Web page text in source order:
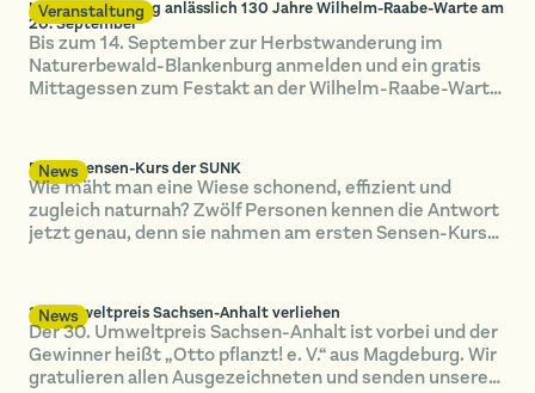
Veranstaltung
Herbstwanderung anlässlich 130 Jahre Wilhelm-Raabe-Warte am
20. September
Bis zum 14. September zur Herbstwanderung im
Naturerbewald-Blankenburg anmelden und ein gratis
Mittagessen zum Festakt an der Wilhelm-Raabe-Warte
News
Erster Sensen-Kurs der SUNK
Wie mäht man eine Wiese schonend, effizient und
zugleich naturnah? Zwölf Personen kennen die Antwort
jetzt genau, denn sie nahmen am ersten Sensen-Kurs
News
30. Umweltpreis Sachsen-Anhalt verliehen
Der 30. Umweltpreis Sachsen-Anhalt ist vorbei und der
Gewinner heißt „Otto pflanzt! e. V.“ aus Magdeburg. Wir
gratulieren allen Ausgezeichneten und senden unseren